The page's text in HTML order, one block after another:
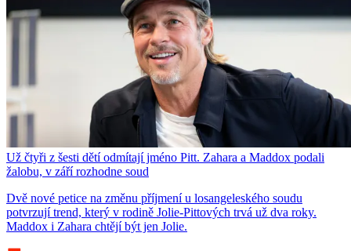
Už čtyři z šesti dětí odmítají jméno Pitt. Zahara a Maddox podali
žalobu, v září rozhodne soud
Dvě nové petice na změnu příjmení u losangeleského soudu
potvrzují trend, který v rodině Jolie-Pittových trvá už dva roky.
Maddox i Zahara chtějí být jen Jolie.